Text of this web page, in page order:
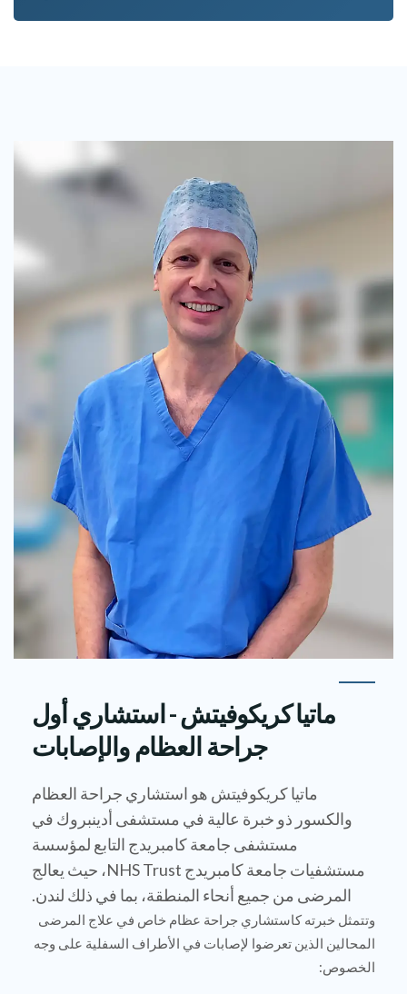
ماتيا كريكوفيتش - استشاري أول
جراحة العظام والإصابات
ماتيا كريكوفيتش هو استشاري جراحة العظام
والكسور ذو خبرة عالية في مستشفى أدينبروك في
مستشفى جامعة كامبريدج التابع لمؤسسة
مستشفيات جامعة كامبريدج NHS Trust، حيث يعالج
المرضى من جميع أنحاء المنطقة، بما في ذلك لندن.
وتتمثل خبرته كاستشاري جراحة عظام خاص في علاج المرضى
المحالين الذين تعرضوا لإصابات في الأطراف السفلية على وجه
الخصوص: